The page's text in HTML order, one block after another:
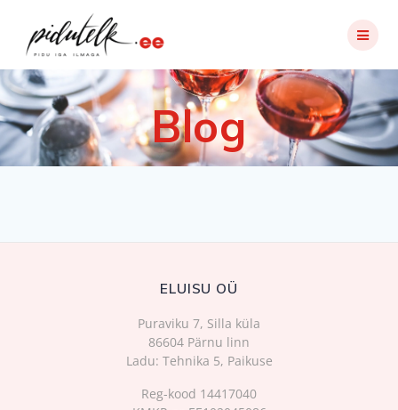
Blog
ELUISU OÜ
Puraviku 7, Silla küla
86604 Pärnu linn
Ladu: Tehnika 5, Paikuse
Reg-kood 14417040